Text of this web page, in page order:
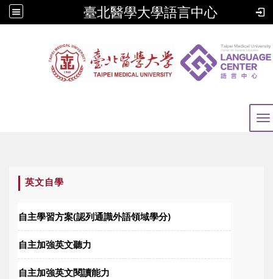
臺北醫學大學語言中心
英文自學
自主學習方案(認列通識外語領域學分)
自主加強英文聽力
自主加強英文閱讀能力